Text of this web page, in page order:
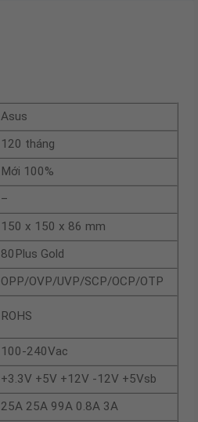
Asus
120 tháng
Mới 100%
–
150 x 150 x 86 mm
80Plus Gold
OPP/OVP/UVP/SCP/OCP/OTP
ROHS
100-240Vac
+3.3V +5V +12V -12V +5Vsb
25A 25A 99A 0.8A 3A